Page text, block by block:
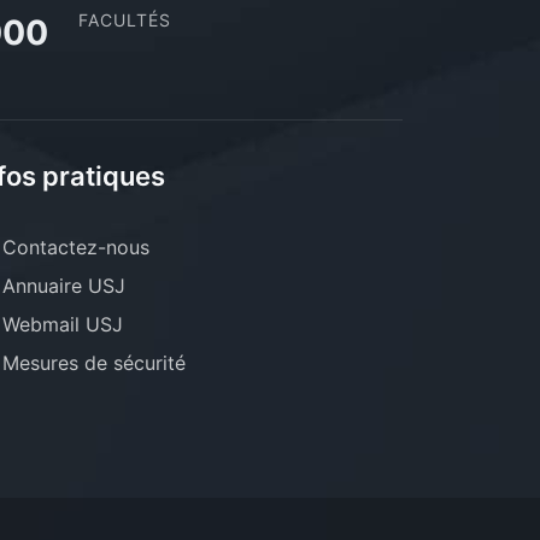
FACULTÉS
pratiques
Contactez-nous
Annuaire USJ
Webmail USJ
Mesures de sécurité